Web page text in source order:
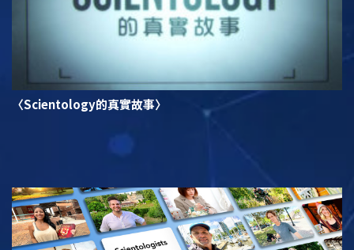
〈Scientology的真實故事〉